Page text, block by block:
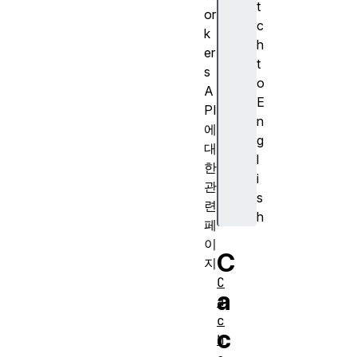
t
c
h
t
o
E
n
g
l
i
s
h
C
a
c
or
k
er
s
A
PI
에
대
한
관
련
페
이
지
C
a
c
h